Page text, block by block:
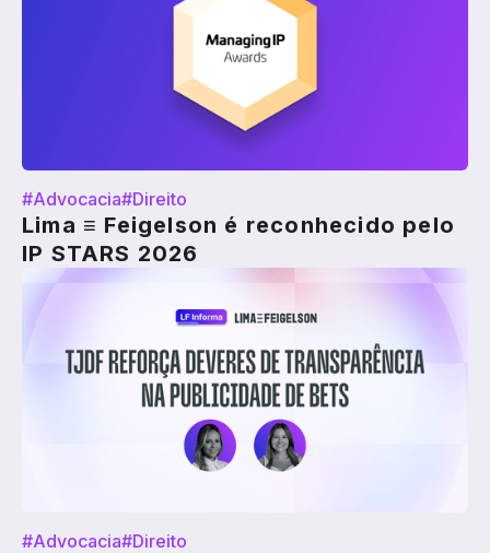
#Advocacia#Direito
Lima ≡ Feigelson é reconhecido pelo
IP STARS 2026
#Advocacia#Direito